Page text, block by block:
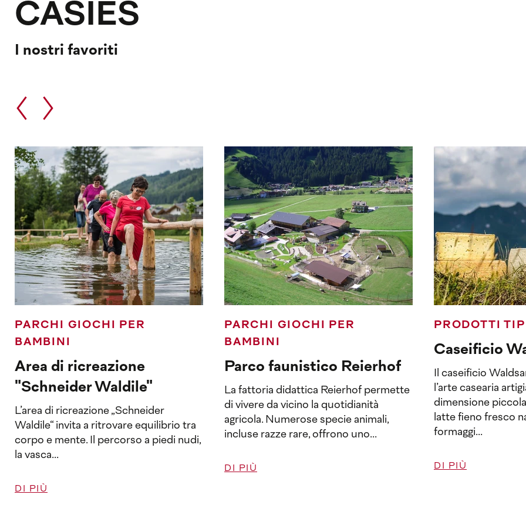
CASIES
I nostri favoriti
PARCHI GIOCHI PER
BAMBINI
Area di ricreazione
"Schneider Waldile"
L’area di ricreazione „Schneider
Waldile“ invita a ritrovare equilibrio tra
corpo e mente. Il percorso a piedi nudi,
la vasca...
DI PIÙ
PARCHI GIOCHI PER
BAMBINI
Parco faunistico Reierhof
La fattoria didattica Reierhof permette
di vivere da vicino la quotidianità
agricola. Numerose specie animali,
incluse razze rare, offrono uno...
DI PIÙ
PRODOTTI
Caseificio
Il caseificio
l’arte casearia
dimensione
latte fieno fresco
formaggi...
DI PIÙ